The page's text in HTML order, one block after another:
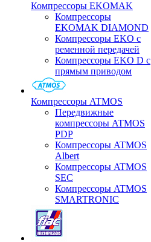
Компрессоры EKOMAK
Компрессоры
EKOMAK DIAMOND
Компрессоры EKO c
ременной передачей
Компрессоры EKO D с
прямым приводом
Компрессоры ATMOS
Передвижные
компрессоры ATMOS
PDP
Компрессоры ATMOS
Albert
Компрессоры ATMOS
SEC
Компрессоры ATMOS
SMARTRONIC